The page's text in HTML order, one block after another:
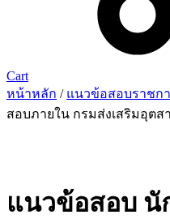
Cart
หน้าหลัก / แนวข้อสอบราชก
สอบภายใน กรมส่งเสริมอุตส
แนวข้อสอบ นั